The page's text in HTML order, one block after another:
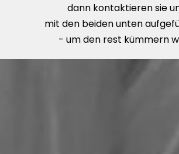
dann kontaktieren sie
mit den beiden unten
- um den rest kümmern